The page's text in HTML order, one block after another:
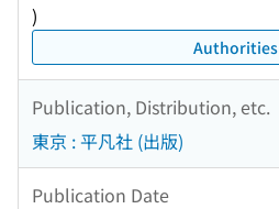
)
Authorities
Publication, Distribution, etc.
東京 : 平凡社 (出版)
Publication Date